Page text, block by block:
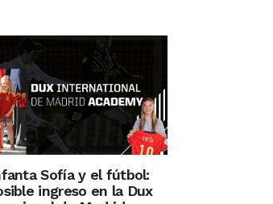
Sofía y el fútbol:
ingreso en la Dux